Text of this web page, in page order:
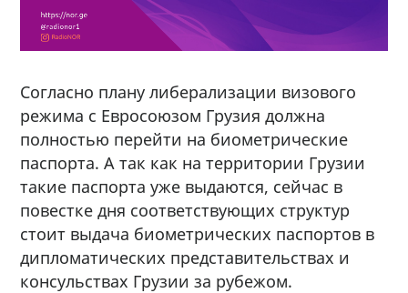
Согласно плану либерализации визового
режима с Евросоюзом Грузия должна
полностью перейти на биометрические
паспорта. А так как на территории Грузии
такие паспорта уже выдаются, сейчас в
повестке дня соответствующих структур
стоит выдача биометрических паспортов в
дипломатических представительствах и
консульствах Грузии за рубежом.